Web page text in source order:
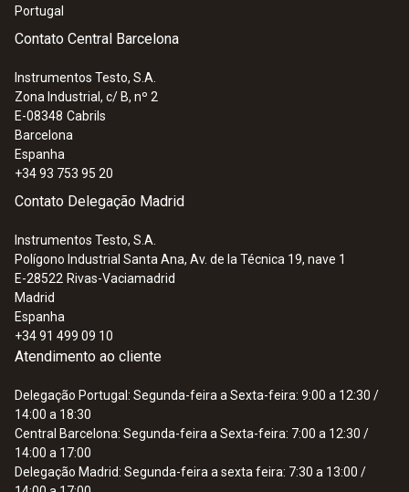
Portugal
Contato Central Barcelona
Instrumentos Testo, S.A.
Zona Industrial, c/ B, nº 2
E-08348 Cabrils
Barcelona
Espanha
+34 93 753 95 20
Contato Delegação Madrid
Instrumentos Testo, S.A.
Polígono Industrial Santa Ana, Av. de la Técnica 19, nave 1
E-28522 Rivas-Vaciamadrid
Madrid
Espanha
+34 91 499 09 10
Atendimento ao cliente
Delegação Portugal: Segunda-feira a Sexta-feira: 9:00 a 12:30 /
14:00 a 18:30
Central Barcelona: Segunda-feira a Sexta-feira: 7:00 a 12:30 /
14:00 a 17:00
Delegação Madrid: Segunda-feira a sexta feira: 7:30 a 13:00 /